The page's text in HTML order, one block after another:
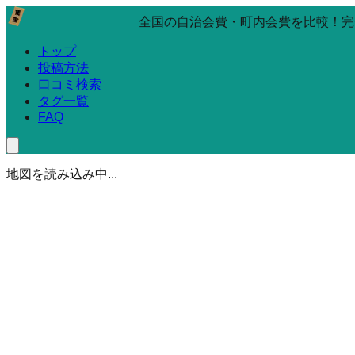
全国の自治会費・町内会費を比較！
トップ
投稿方法
口コミ検索
タグ一覧
FAQ
地図を読み込み中...